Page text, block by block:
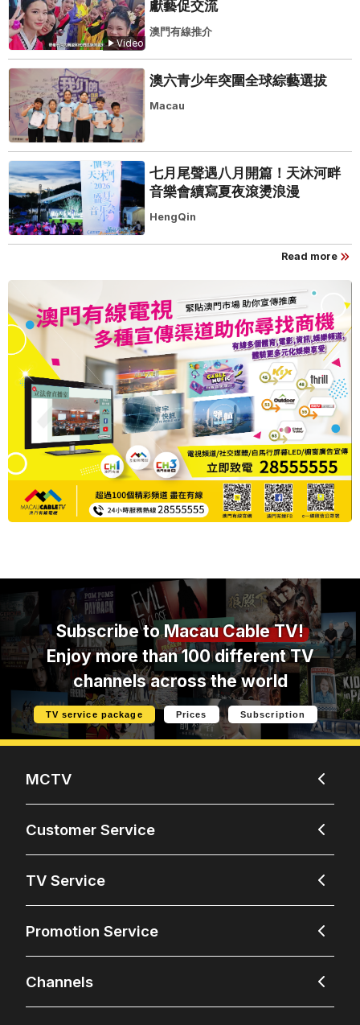
Video
獻藝促交流
澳門有線推介
澳六青少年突圍全球綜藝選拔
Macau
七月尾聲遇八月開篇！天沐河畔
音樂會續寫夏夜滾燙浪漫
HengQin
Read more
Subscribe toMacau Cable TV!
Enjoy more than 100 different TV
channels across the world
TV service package Prices Subscription
MCTV
Customer Service
TV Service
Promotion Service
Channels